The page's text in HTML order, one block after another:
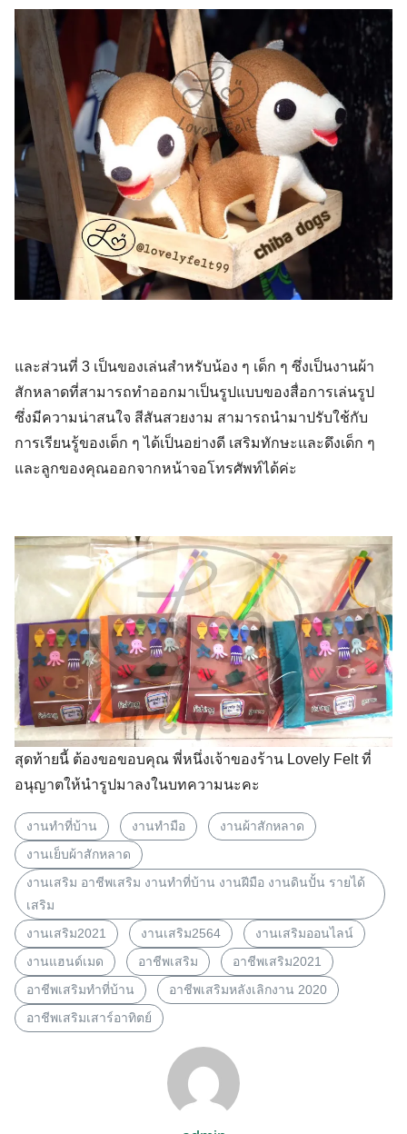
และส่วนที่ 3 เป็นของเล่นสำหรับน้อง ๆ เด็ก ๆ ซึ่งเป็นงานผ้า
สักหลาดที่สามารถทำออกมาเป็นรูปแบบของสื่อการเล่นรูป
ซึ่งมีความน่าสนใจ สีสันสวยงาม สามารถนำมาปรับใช้กับ
การเรียนรู้ของเด็ก ๆ ได้เป็นอย่างดี เสริมทักษะและดึงเด็ก ๆ
และลูกของคุณออกจากหน้าจอโทรศัพท์ได้ค่ะ
สุดท้ายนี้ ต้องขอขอบคุณ พี่หนึ่งเจ้าของร้าน Lovely Felt ที่
อนุญาตให้นำรูปมาลงในบทความนะคะ
งานทำที่บ้าน งานทำมือ
งานผ้าสักหลาด
งานเย็บผ้าสักหลาด
งานเสริม อาชีพเสริม งานทำที่บ้าน งานฝีมือ งานดินปั้น รายได้
เสริม
งานเสริม2021
งานเสริม2564
งานเสริมออนไลน์
งานแฮนด์เมด
อาชีพเสริม
อาชีพเสริม2021
อาชีพเสริมทำที่บ้าน
อาชีพเสริมหลังเลิกงาน 2020
อาชีพเสริมเสาร์อาทิตย์